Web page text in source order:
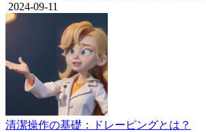
2024-09-11
清潔操作の基礎：ドレーピングとは？